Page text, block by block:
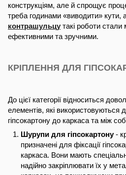
конструкціям, але й спрощує
треба годинами «виводити» кути,
контрашульцу такі роботи
ефективними та зручними.
КРІПЛЕННЯ ДЛЯ
До цієї категорії відноситься
елементів, які використовуються
гіпсокартону до каркаса та між
Шурупи для гіпсокартону-
призначені для фіксації
каркаса. Вони мають
надійно закріплювати їх у